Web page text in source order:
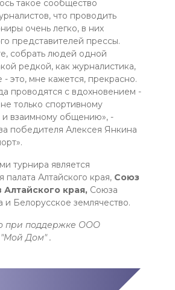
такое сообщество
что проводить
очень легко, в них
представителей прессы.
собрать людей одной
редкой, как журналистика,
это, мне кажется, прекрасно.
проводятся с вдохновением -
только спортивному
и взаимному общению», -
победителя Алексея Янкина
турнира является
Алтайского края, Союз
края, Союза
и Белорусское землячество.
при поддержке ООО
Дом" .